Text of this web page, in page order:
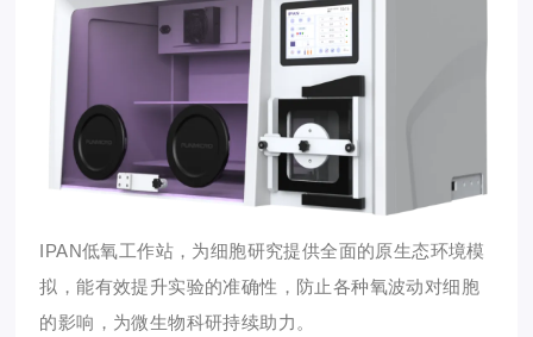
IPAN低氧工作站，为细胞研究提供全面的原生态环境模
拟，能有效提升实验的准确性，防止各种氧波动对细胞
的影响， 为微生物科研持续助力。